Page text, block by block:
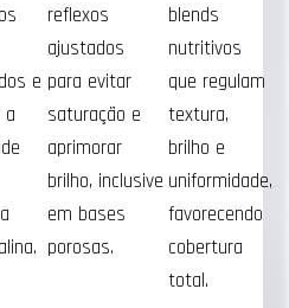
e
a
reflexos
ajustados
para evitar
saturação e
aprimorar
brilho, inclusive
em bases
porosas.
blends
nutritivos
que regulam
textura,
brilho e
uniformidade,
favorecendo
cobertura
total.